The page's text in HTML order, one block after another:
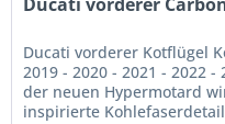
Ducati vorderer Kotflügel
2019 - 2020 - 2021 - 2022
der neuen Hypermotard
inspirierte